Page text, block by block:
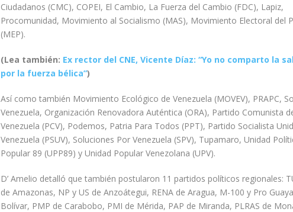
Ciudadanos (CMC), COPEI, El Cambio, La Fuerza del Cambio (FDC), Lapiz,
Procomunidad, Movimiento al Socialismo (MAS), Movimiento Electoral del
(MEP).
(Lea también: Ex rector del CNE, Vicente Díaz: “Yo no comparto la
por la fuerza bélica”)
Así como también Movimiento Ecológico de Venezuela (MOVEV), PRAPC,
Venezuela, Organización Renovadora Auténtica (ORA), Partido Comunista
Venezuela (PCV), Podemos, Patria Para Todos (PPT), Partido Socialista
Venezuela (PSUV), Soluciones Por Venezuela (SPV), Tupamaro, Unidad
Popular 89 (UPP89) y Unidad Popular Venezolana (UPV).
D’ Amelio detalló que también postularon 11 partidos políticos regionales:
de Amazonas, NP y US de Anzoátegui, RENA de Aragua, M-100 y Pro
Bolívar, PMP de Carabobo, PMI de Mérida, PAP de Miranda, PLRAS de